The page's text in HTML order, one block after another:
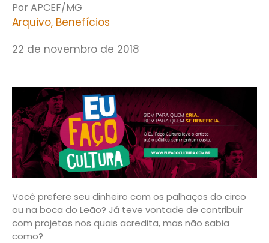
Por APCEF/MG
Arquivo, Benefícios
22 de novembro de 2018
Você prefere seu dinheiro com os palhaços do circo
ou na boca do Leão? Já teve vontade de contribuir
com projetos nos quais acredita, mas não sabia
como?